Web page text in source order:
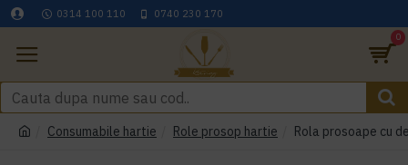
0314 100 110 0740 230 170
0
Consumabile hartie Role prosop hartie Rola prosoape cu